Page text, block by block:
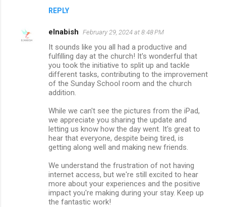
REPLY
elnabish February 29, 2024 at 8:48 PM
It sounds like you all had a productive and
fulfilling day at the church! It's wonderful that
you took the initiative to split up and tackle
different tasks, contributing to the improvement
of the Sunday School room and the church
addition.
While we can't see the pictures from the iPad,
we appreciate you sharing the update and
letting us know how the day went. It's great to
hear that everyone, despite being tired, is
getting along well and making new friends.
We understand the frustration of not having
internet access, but we're still excited to hear
more about your experiences and the positive
impact you're making during your stay. Keep up
the fantastic work!